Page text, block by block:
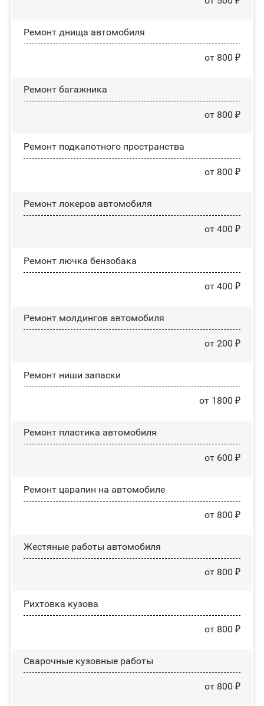
Ремонт днища автомобиля
от 800 ₽
Ремонт багажника
от 800 ₽
Ремонт подкапотного пространства
от 800 ₽
Ремонт лoĸepoв автомобиля
от 400 ₽
Ремонт лючка бензобака
от 400 ₽
Ремонт молдингов автомобиля
от 200 ₽
Ремонт ниши запаски
от 1800 ₽
Ремонт пластика автомобиля
от 600 ₽
Ремонт царапин на автомобиле
от 800 ₽
Жестяные работы автомобиля
от 800 ₽
Рихтовка кузова
от 800 ₽
Сварочные кузовные работы
от 800 ₽